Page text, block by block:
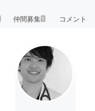
仲間募集 1 コメント